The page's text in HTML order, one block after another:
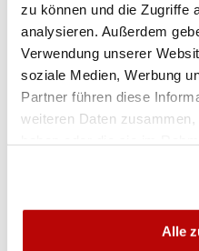
zu können und die Zugriffe
analysieren. Außerdem
Verwendung unserer
soziale Medien, Werbung
Partner führen diese
weiteren Daten
Alle
ALLA